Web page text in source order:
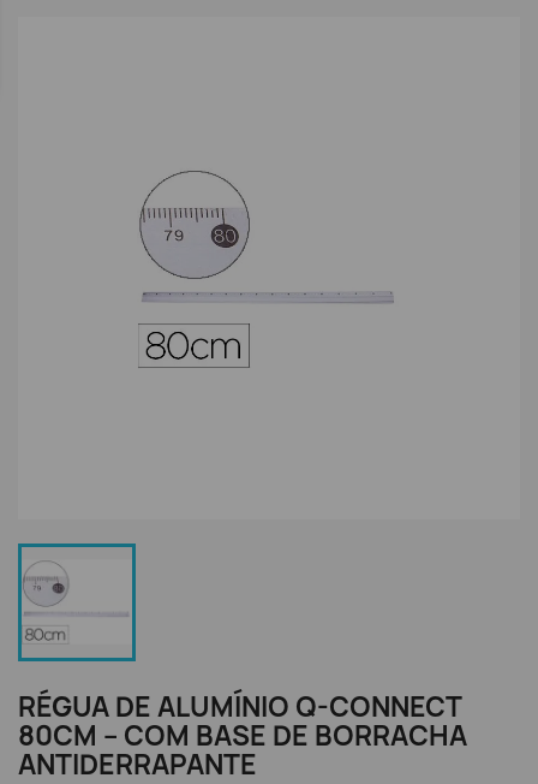
RÉGUA DE ALUMÍNIO Q-CONNECT
80CM – COM BASE DE BORRACHA
ANTIDERRAPANTE